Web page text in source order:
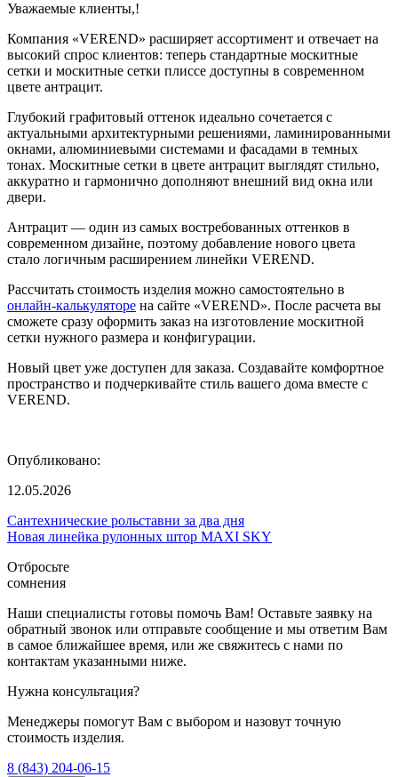
Уважаемые клиенты,!
Компания «VEREND» расширяет ассортимент и отвечает на
высокий спрос клиентов: теперь стандартные москитные
сетки и москитные сетки плиссе доступны в современном
цвете антрацит.
Глубокий графитовый оттенок идеально сочетается с
актуальными архитектурными решениями, ламинированными
окнами, алюминиевыми системами и фасадами в темных
тонах. Москитные сетки в цвете антрацит выглядят стильно,
аккуратно и гармонично дополняют внешний вид окна или
двери.
Антрацит — один из самых востребованных оттенков в
современном дизайне, поэтому добавление нового цвета
стало логичным расширением линейки VEREND.
Рассчитать стоимость изделия можно самостоятельно в
онлайн-калькуляторе на сайте «VEREND». После расчета вы
сможете сразу оформить заказ на изготовление москитной
сетки нужного размера и конфигурации.
Новый цвет уже доступен для заказа. Создавайте комфортное
пространство и подчеркивайте стиль вашего дома вместе с
VEREND.
Опубликовано:
12.05.2026
Сантехнические рольставни за два дня
Новая линейка рулонных штор MAXI SKY
Отбросьте
сомнения
Наши специалисты готовы помочь Вам! Оставьте заявку на
обратный звонок или отправьте сообщение и мы ответим Вам
в самое ближайшее время, или же свяжитесь с нами по
контактам указанными ниже.
Нужна консультация?
Менеджеры помогут Вам с выбором и назовут точную
стоимость изделия.
8 (843) 204-06-15